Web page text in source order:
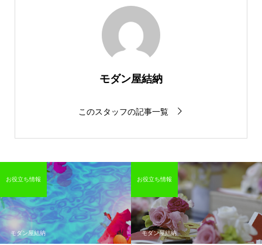
モダン屋結納
このスタッフの記事一覧
モダン屋結納
お役立ち情報
モダン屋結納
お役立ち情報